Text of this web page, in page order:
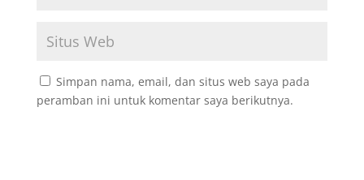
Simpan nama, email, dan situs web saya pada
peramban ini untuk komentar saya berikutnya.